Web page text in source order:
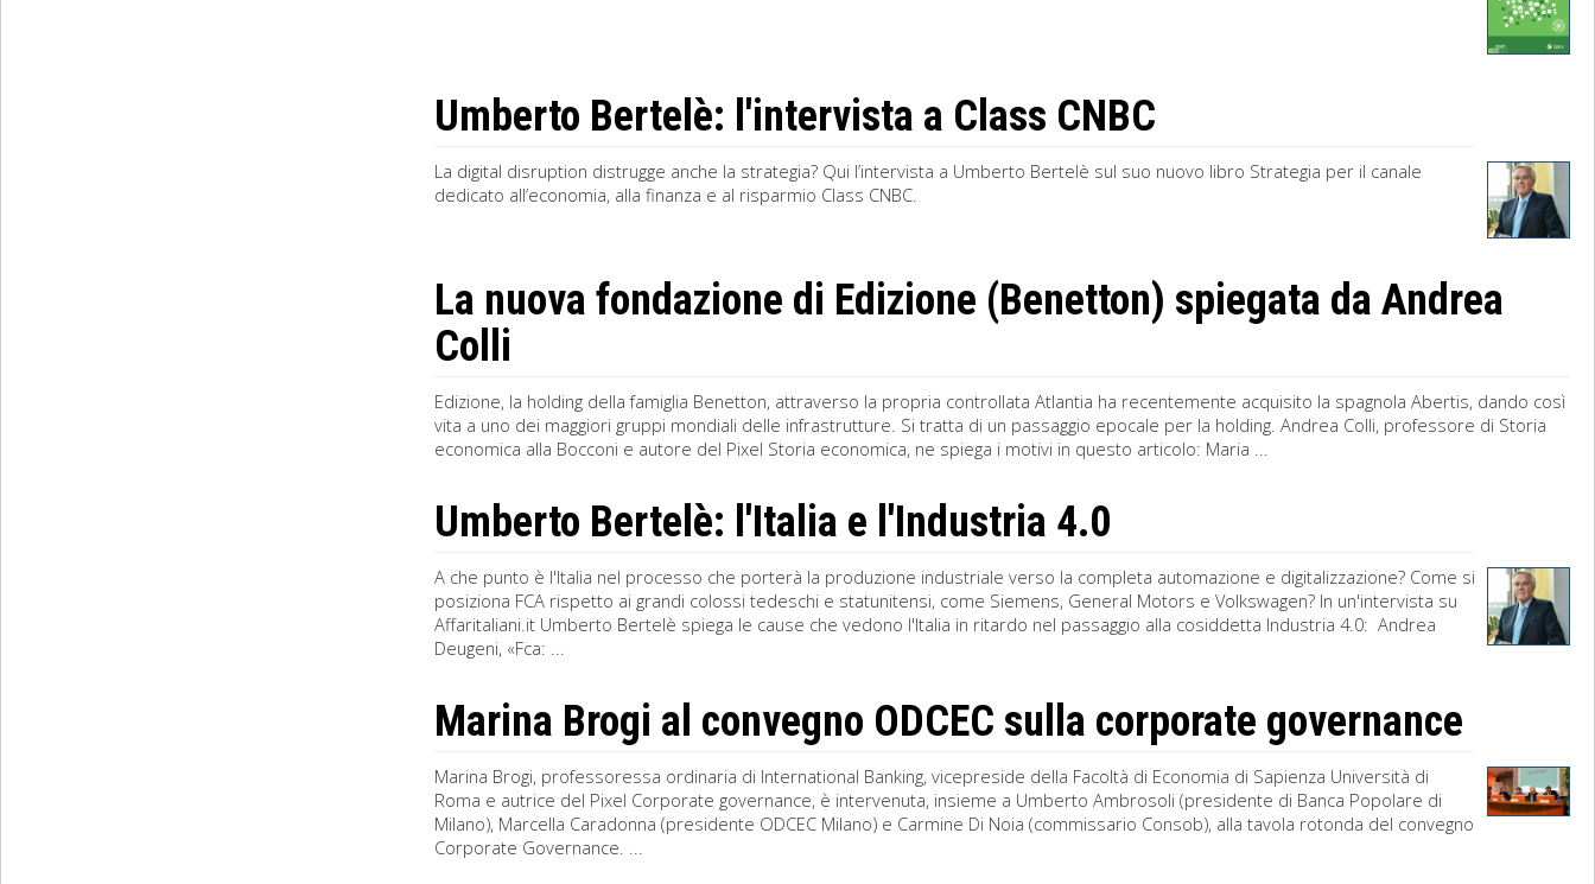
Umberto Bertelè: l'intervista a Class CNBC
La digital disruption distrugge anche la strategia? Qui l’intervista a Umberto Bertelè sul suo nuovo libro Strategia per il canale
dedicato all’economia, alla finanza e al risparmio Class CNBC.
La nuova fondazione di Edizione (Benetton) spiegata da Andrea
Colli
Edizione, la holding della famiglia Benetton, attraverso la propria controllata Atlantia ha recentemente acquisito la spagnola Abertis, dando così
vita a uno dei maggiori gruppi mondiali delle infrastrutture. Si tratta di un passaggio epocale per la holding. Andrea Colli, professore di Storia
economica alla Bocconi e autore del Pixel Storia economica, ne spiega i motivi in questo articolo: Maria ...
Umberto Bertelè: l'Italia e l'Industria 4.0
A che punto è l'Italia nel processo che porterà la produzione industriale verso la completa automazione e digitalizzazione? Come si
posiziona FCA rispetto ai grandi colossi tedeschi e statunitensi, come Siemens, General Motors e Volkswagen? In un'intervista su
Affaritaliani.it Umberto Bertelè spiega le cause che vedono l'Italia in ritardo nel passaggio alla cosiddetta Industria 4.0: Andrea
Deugeni, «Fca: ...
Marina Brogi al convegno ODCEC sulla corporate governance
Marina Brogi, professoressa ordinaria di International Banking, vicepreside della Facoltà di Economia di Sapienza Università di
Roma e autrice del Pixel Corporate governance, è intervenuta, insieme a Umberto Ambrosoli (presidente di Banca Popolare di
Milano), Marcella Caradonna (presidente ODCEC Milano) e Carmine Di Noia (commissario Consob), alla tavola rotonda del convegno
Corporate Governance. ...